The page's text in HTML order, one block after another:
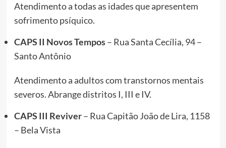
Atendimento a todas as idades que apresentem
sofrimento psíquico.
CAPS II Novos Tempos– Rua Santa Cecília, 94 –
Santo Antônio
Atendimento a adultos com transtornos mentais
severos. Abrange distritos I, III e IV.
CAPS III Reviver– Rua Capitão João de Lira, 1158
– Bela Vista